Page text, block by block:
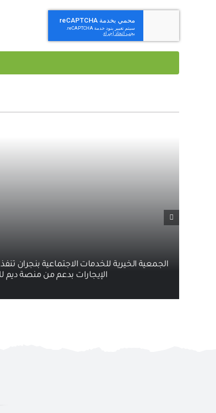
الجمعية الخيرية للخدمات الاجتماعية بنجران
الإيجارات بدعم من منصة ديم